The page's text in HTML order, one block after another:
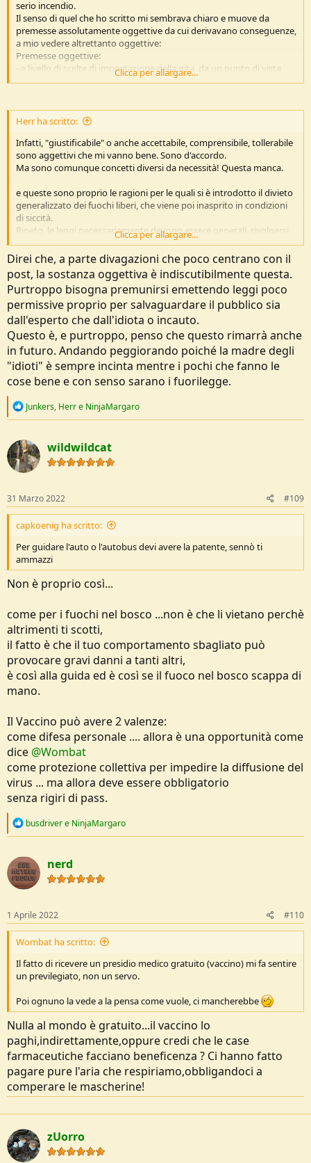
serio incendio.
Il senso di quel che ho scritto mi sembrava chiaro e muove da
premesse assolutamente oggettive da cui derivavano conseguenze,
a mio vedere altrettanto oggettive:
Premesse oggettive:
- a livello di scelte di impostazione della gita, da un punto di vista
funzionale e nel contesto Italiano, accendere un fuoco libero non è
- Il 99% degli incendi è dovuto ad azione umana, colposa o dolosa,
significa quindi introdurre in natura un oggettivo elemento di
rischio (soprattutto in contesti siccitosi) per tutti i motivi detti:
scintille, deriva da vento, incendi sotterranei e manovre incaute o
Conseguenze:
1) quindi accendere un fuoco risponde ad una precisa scelta, che a
sua volta dipende principalmente dal piacere di vedere la fiamma;
2) ciascuno ha gusti diversi su gratificanti dimensioni del fuoco: c'è
chi si accontenta della fiammella della piccola fiammiferaia e chi
invece ha istinti Neroniani ed i gusti dei secondi non sono meno
legittimi dei primi
per sdrammatizzare, pensa un po' che è così
per noi con le tette delle ragazze ed è così anche per le donne con
altro
3) mi paiono sensati i divieti esistenti circa i fuochi liberi, soprattutto
in situazioni siccitose.
Dov'è scusa che non fila il discorso?
Clicca per allargare...
Herr ha scritto:
Infatti, "giustificabile" o anche accettabile, comprensibile, tollerabile
sono aggettivi che mi vanno bene. Sono d'accordo.
Ma sono comunque concetti diversi da necessità! Questa manca.
e queste sono proprio le ragioni per le quali si è introdotto il divieto
generalizzato dei fuochi liberi, che viene poi inasprito in condizioni
di siccità.
Ripeto, le leggi necessariamente devono essere generali, rivolgersi
alla platea intera dei cittadini e non possono essere "ad personam",
quindi non possono considerare le conoscenze ed abilità di singoli
individui, soprattutto quando questi sono una netta minoranza
della collettività.
In ogni caso, l'errore e la distrazione - con danni rilevanti alla
collettività - sono possibili anche per chi ha le competenze e quindi il
ragionamento è preventivo: eliminare rischi inutili.
Accendere un fuoco è un rischio. Accendere un fuoco per bivaccare
non è una necessità insostituibile.
Quindi accendere un fuoco diventa vietato.
Per me è giusto e va bene.
Clicca per allargare...
Direi che, a parte divagazioni che poco centrano con il
post, la sostanza oggettiva è indiscutibilmente questa.
Purtroppo bisogna premunirsi emettendo leggi poco
permissive proprio per salvaguardare il pubblico sia
dall'esperto che dall'idiota o incauto.
Questo è, e purtroppo, penso che questo rimarrà anche
in futuro. Andando peggiorando poiché la madre degli
"idioti" è sempre incinta mentre i pochi che fanno le
cose bene e con senso sarano i fuorilegge.
R
c
t
o
s
:
Junkers, Herre NinjaMargaro
wildwildcat
31 Marzo 2022 #109
capkoenig ha scritto:
Per guidare l'auto o l'autobus devi avere la patente, sennò ti
ammazzi
Non è proprio così...
come per i fuochi nel bosco ...non è che li vietano perchè
altrimenti ti scotti,
il fatto è che il tuo comportamento sbagliato può
provocare gravi danni a tanti altri,
è così alla guida ed è così se il fuoco nel bosco scappa di
mano.
Il Vaccino può avere 2 valenze:
come difesa personale .... allora è una opportunità come
dice @Wombat
come protezione collettiva per impedire la diffusione del
virus ... ma allora deve essere obbligatorio
senza rigiri di pass.
R
c
t
i
o
s
:
busdrivere NinjaMargaro
nerd
1 Aprile 2022 #110
Wombat ha scritto:
Il fatto di ricevere un presidio medico gratuito (vaccino) mi fa sentire
un previlegiato, non un servo.
Poi ognuno la vede a la pensa come vuole, ci mancherebbe
Nulla al mondo è gratuito...il vaccino lo
paghi,indirettamente,oppure credi che le case
farmaceutiche facciano beneficenza ? Ci hanno fatto
pagare pure l'aria che respiriamo,obbligandoci a
comperare le mascherine!
zUorro